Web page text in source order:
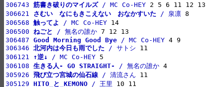
306743 筋書き破りのマイルズ / MC Co-HEY
306621 さむい　なにもきこえない　おなかすいた / 泉凛
306568 触ってよ / MC Co-HEY
306500 ねごと / 無名の誰か
306487 Good Morning Good Bye / MC Co-HEY
306346 北河内は今日も雨でした / サトシ
306121 ↑逆↓ / MC Co-HEY
306108 生きる人- GO STRAIGHT- / 無名の誰か
305926 飛び立つ宮城の仙石線 / 清流さん
305129 HITO_と_KEMONO / 王里